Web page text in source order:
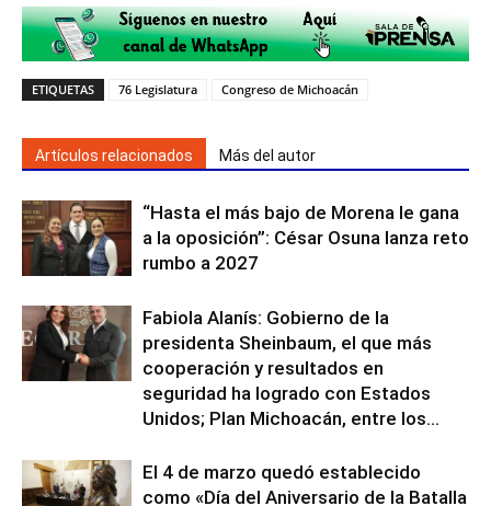
ETIQUETAS 76 Legislatura Congreso de Michoacán
Artículos relacionados Más del autor
“Hasta el más bajo de Morena le gana
a la oposición”: César Osuna lanza reto
rumbo a 2027
Fabiola Alanís: Gobierno de la
presidenta Sheinbaum, el que más
cooperación y resultados en
seguridad ha logrado con Estados
Unidos; Plan Michoacán, entre los...
El 4 de marzo quedó establecido
como «Día del Aniversario de la Batalla